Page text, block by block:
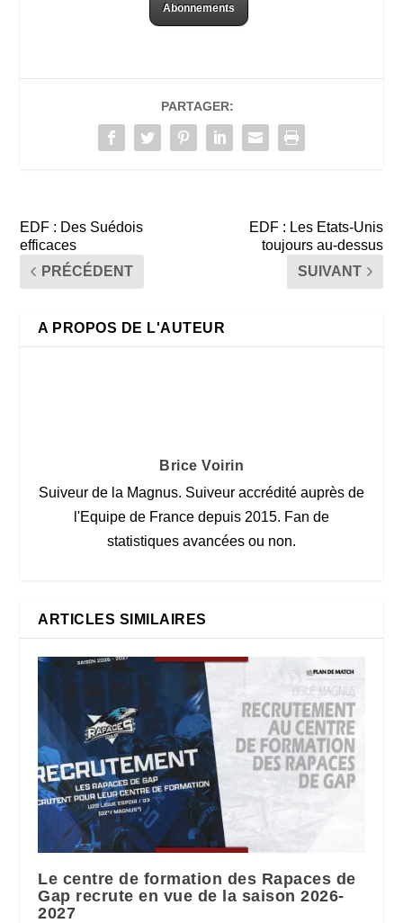
Abonnements
PARTAGER:
EDF : Des Suédois
efficaces
PRÉCÉDENT
EDF : Les Etats-Unis
toujours au-dessus
SUIVANT
A PROPOS DE L'AUTEUR
Brice Voirin
Suiveur de la Magnus. Suiveur accrédité auprès de
l'Equipe de France depuis 2015. Fan de
statistiques avancées ou non.
ARTICLES SIMILAIRES
Le centre de formation des Rapaces de
Gap recrute en vue de la saison 2026-
2027